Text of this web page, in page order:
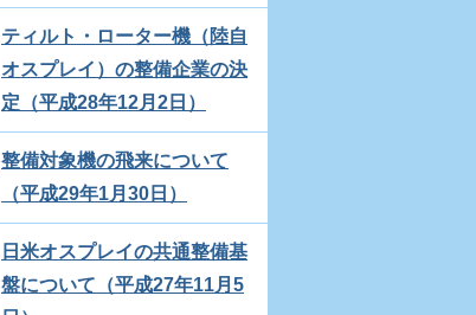
ティルト・ローター機（陸自
オスプレイ）の整備企業の決
定（平成28年12月2日）
整備対象機の飛来について
（平成29年1月30日）
日米オスプレイの共通整備基
盤について（平成27年11月5